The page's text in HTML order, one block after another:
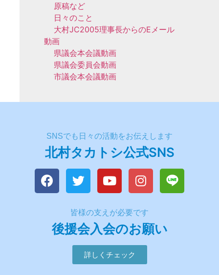
原稿など
日々のこと
大村JC2005理事長からのEメール
動画
県議会本会議動画
県議会委員会動画
市議会本会議動画
北村タカトシ公式SNS
SNSでも日々の活動をお伝えします
後援会入会のお願い
皆様の支えが必要です
詳しくチェック